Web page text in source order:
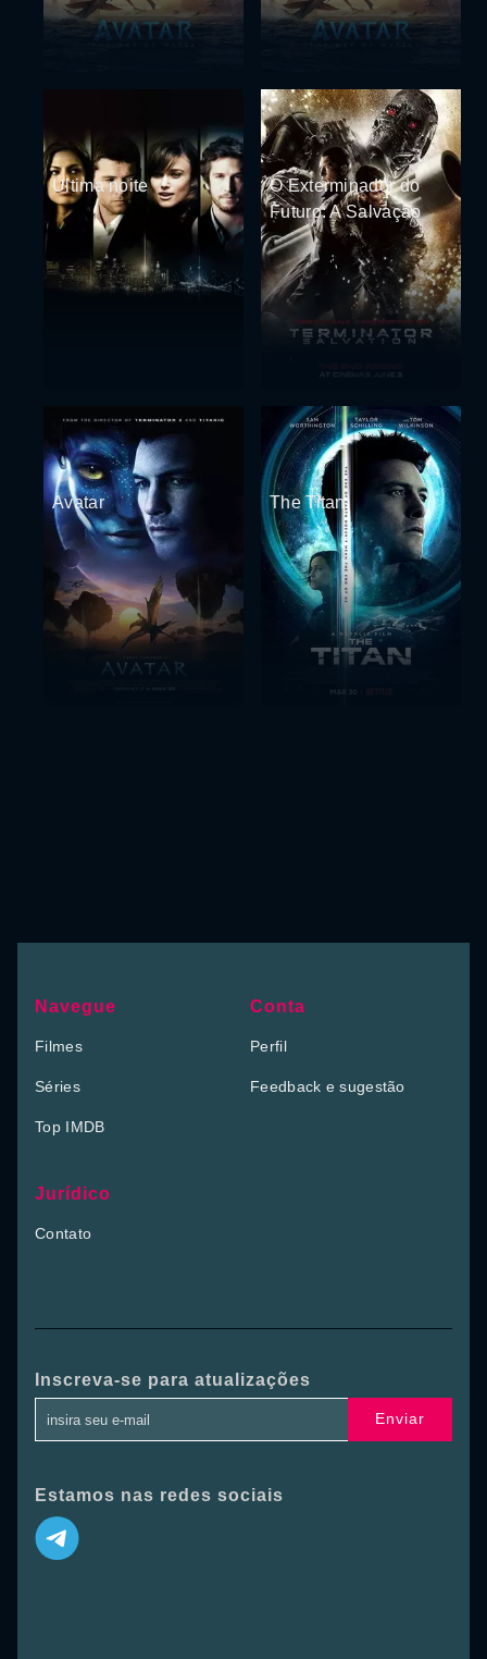
Última noite
O Exterminador do
Futuro: A Salvação
Avatar The Titan
Navegue
Filmes
Séries
Top IMDB
Conta
Perfil
Feedback e sugestão
Jurídico
Contato
Inscreva-se para atualizações
Enviar
Estamos nas redes sociais